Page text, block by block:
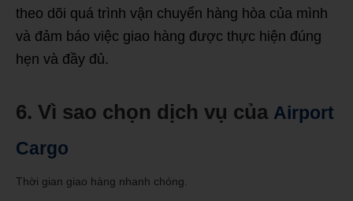
theo dõi quá trình vận chuyển hàng hòa của mình
và đảm báo việc giao hàng được thực hiện đúng
hẹn và đầy đủ.
6. Vì sao chọn dịch vụ của Airport
Cargo
Thời gian giao hàng nhanh chóng.